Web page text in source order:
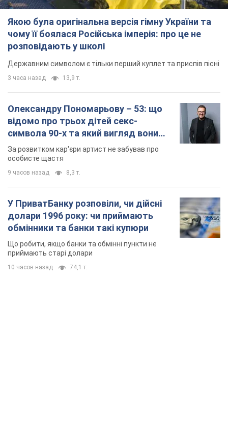
Якою була оригінальна версія гімну України та
чому її боялася Російська імперія: про це не
розповідають у школі
Державним символом є тільки перший куплет та приспів пісні
3 часа назад 13,9 т.
Олександру Пономарьову – 53: що
відомо про трьох дітей секс-
символа 90-х та який вигляд вони
мають
За розвитком кар'єри артист не забував про
особисте щастя
9 часов назад 8,3 т.
У ПриватБанку розповіли, чи дійсні
долари 1996 року: чи приймають
обмінники та банки такі купюри
Що робити, якщо банки та обмінні пункти не
приймають старі долари
10 часов назад 74,1 т.